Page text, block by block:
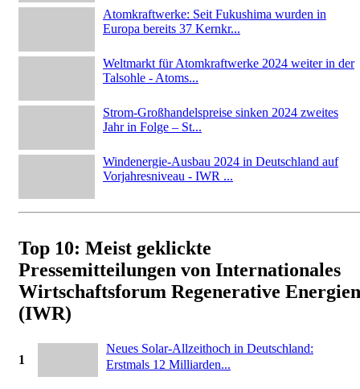
Atomkraftwerke: Seit Fukushima wurden in
Europa bereits 37 Kernkr...
Weltmarkt für Atomkraftwerke 2024 weiter in der
Talsohle - Atoms...
Strom-Großhandelspreise sinken 2024 zweites
Jahr in Folge – St...
Windenergie-Ausbau 2024 in Deutschland auf
Vorjahresniveau - IWR ...
Top 10: Meist geklickte
Pressemitteilungen von Internationales
Wirtschaftsforum Regenerative Energien
(IWR)
1
Neues Solar-Allzeithoch in Deutschland:
Erstmals 12 Milliarden...